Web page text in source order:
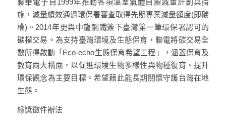
聯華電子自1999年推動各項溫室氣體自願減量計劃與措
施，減量績效通過環保署審查取得先期專案減量額度(即碳
權)。2014年更與中龍鋼鐵簽下臺灣第一筆環保署認可的
碳權交易。為支持臺灣環境及生態保育，聯電將碳交易全
數所得啟動「Eco-echo生態保育希望工程」，涵蓋保育及
教育兩大構面，以促進環境生物多樣性與物種復育、提升
環保觀念為主要目標。希望藉此能長期關懷守護台灣在地
生態。
綠獎徵件辦法